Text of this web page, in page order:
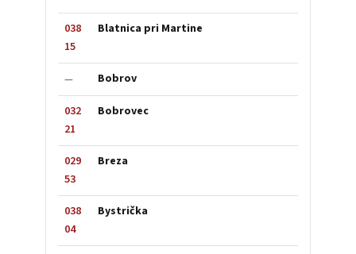
038
15
Blatnica pri Martine
— Bobrov
032
21
Bobrovec
029
53
Breza
038
04
Bystrička